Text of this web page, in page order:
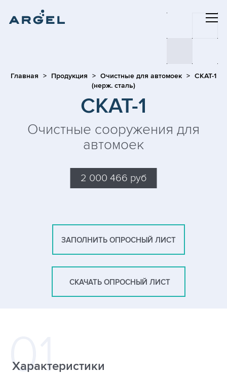
Главная Продукция Очистные для автомоек
СКАТ-1
(нерж. сталь)
СКАТ-1
Очистные сооружения для
автомоек
2 000 466 руб
ЗАПОЛНИТЬ ОПРОСНЫЙ ЛИСТ
СКАЧАТЬ ОПРОСНЫЙ ЛИСТ
Характеристики